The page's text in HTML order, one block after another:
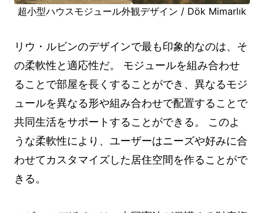
超小型ハウスモジュール外観デザイン / Dök Mimarlık
リウ・ルビンのデザインで最も印象的なのは、そ
の柔軟性と適応性だ。 モジュールを組み合わせ
ることで部屋を長くすることができ、異なるモジ
ュールを異なる形や組み合わせで配置することで
共同生活をサポートすることができる。 このよ
うな柔軟性により、ユーザーはニーズや好みに合
わせてカスタマイズした居住空間を作ることがで
きる。